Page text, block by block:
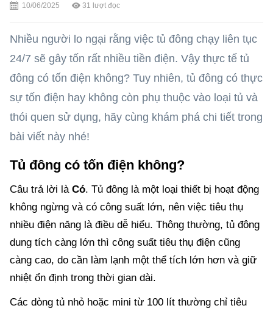
10/06/2025 31 lượt đọc
Nhiều người lo ngại rằng việc tủ đông chạy liên tục
24/7 sẽ gây tốn rất nhiều tiền điện. Vậy thực tế tủ
đông có tốn điện không? Tuy nhiên, tủ đông có thực
sự tốn điện hay không còn phụ thuộc vào loại tủ và
thói quen sử dụng, hãy cùng khám phá chi tiết trong
bài viết này nhé!
Tủ đông có tốn điện không?
Câu trả lời là Có. Tủ đông là một loại thiết bị hoạt động
không ngừng và có công suất lớn, nên việc tiêu thụ
nhiều điện năng là điều dễ hiểu. Thông thường, tủ đông
dung tích càng lớn thì công suất tiêu thụ điện cũng
càng cao, do cần làm lạnh một thể tích lớn hơn và giữ
nhiệt ổn định trong thời gian dài.
Các dòng tủ nhỏ hoặc mini từ 100 lít thường chỉ tiêu